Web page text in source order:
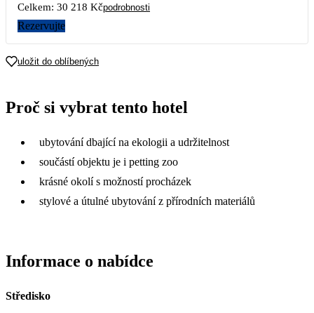
10 11 12
17 18
22 439
19 20 21 22 23
Celkem: 30 218 Kčpodrobnosti
Rezervujte
uložit do oblíbených
Proč si vybrat tento hotel
ubytování dbající na ekologii a udržitelnost
součástí objektu je i petting zoo
krásné okolí s možností procházek
stylové a útulné ubytování z přírodních materiálů
Informace o nabídce
Středisko